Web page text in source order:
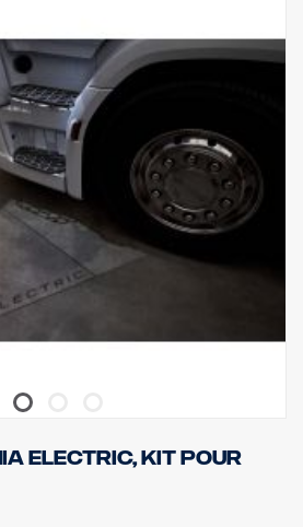
de l'éclairage tk 4 supports de type fixe
ELECTRIC, kit pour